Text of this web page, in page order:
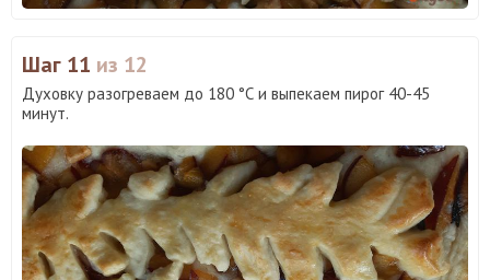
Шаг 11 из 12
Духовку разогреваем до 180 °С и выпекаем пирог 40-45
минут.